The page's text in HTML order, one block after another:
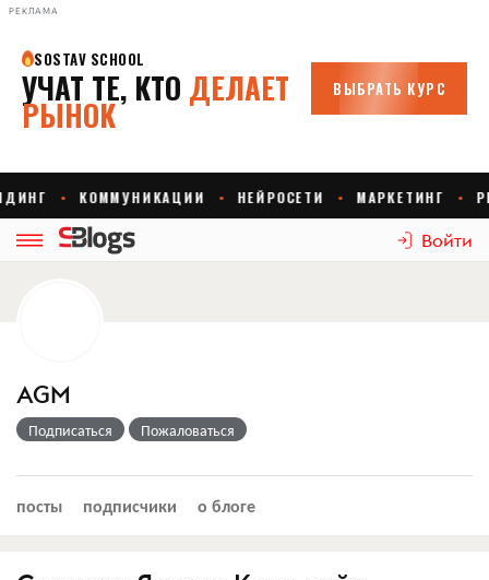
РЕКЛАМА
Войти
AGM
Подписаться Пожаловаться
посты подписчики о блоге